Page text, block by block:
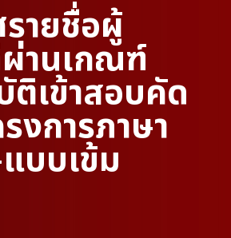
ายชื่อผู้
านเกณฑ์
เข้าสอบคัด
งการภาษา
บบเข้ม